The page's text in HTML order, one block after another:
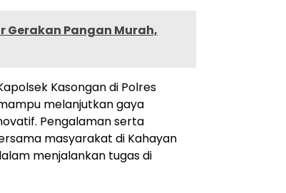
Gerakan Pangan Murah,
Kasongan di Polres
melanjutkan gaya
Pengalaman serta
masyarakat di Kahayan
menjalankan tugas di